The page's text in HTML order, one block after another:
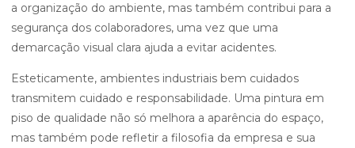
a organização do ambiente, mas também contribui para a
segurança dos colaboradores, uma vez que uma
demarcação visual clara ajuda a evitar acidentes.
Esteticamente, ambientes industriais bem cuidados
transmitem cuidado e responsabilidade. Uma pintura em
piso de qualidade não só melhora a aparência do espaço,
mas também pode refletir a filosofia da empresa e sua